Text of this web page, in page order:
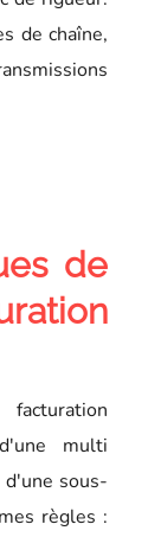
de chaîne,
de
multi
sous-
règles :